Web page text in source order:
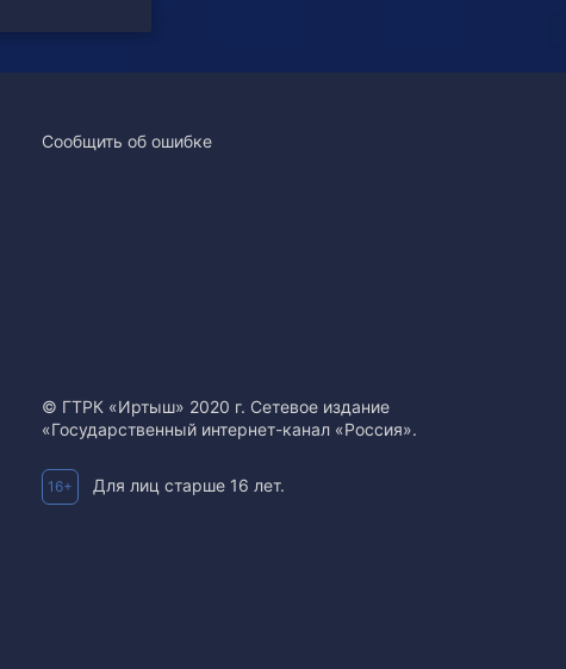
Сообщить об ошибке
© ГТРК «Иртыш» 2020 г. Сетевое издание
«Государственный интернет-канал «Россия».
16+ Для лиц старше 16 лет.